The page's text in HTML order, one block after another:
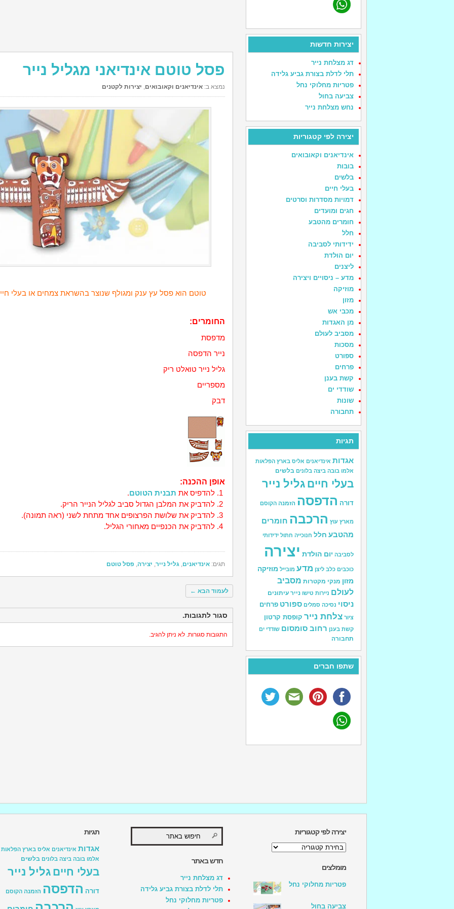
פסל טוטם אינדיאני מגליל נייר
נמצא ב:אינדיאנים וקאובואים, יצירות לקטנים
טוטם הוא פסל עץ ענק ומגולף שנוצר בהשראת צמחים או בעלי
החומרים:
מדפסת
נייר הדפסה
גליל נייר טואלט ריק
מספריים
דבק
אופן ההכנה:
להדפיס את תבנית הטוטם.
להדביק את המלבן הגדול סביב לגליל הנייר הריק.
להדביק את שלושת הפרצופים אחד מתחת לשני (ראה תמונה).
להדביק את הכנפיים מאחורי הגליל.
תגים: אינדיאנים,גליל נייר, יצירה,פסל טוטם
לעמוד הבא ←
סגור לתגובות.
התגובות סגורות. לא ניתן להגיב.
יצירות חדשות
דג מצלחת נייר
תלי לדלת בצורת גביע גלידה
פטריות מחלוקי נחל
צביעה בחול
נחש מצלחת נייר
יצירה לפי קטגוריות
אינדיאנים וקאובואים
בובות
בלשים
בעלי חיים
דמויות מסדרות וסרטים
חגים ומועדים
חומרים מהטבע
חלל
ידידותי לסביבה
יום הולדת
ליצנים
מדע – ניסויים ויצירה
מוזיקה
מזון
מכבי אש
מן האגדות
מסביב לעולם
מסכות
ספורט
פרחים
קשת בענן
שודדי ים
שונות
תחבורה
תגיות
אגדות אינדיאנים אליס בארץ הפלאות
אלמו בובה ביצה בלונים בלשים
בעלי חיים גליל נייר
דורה הדפסה הזמנה הקוסם
מארץ עוץ הרכבה חומרים
מהטבע חלל חנוכייה חתול ידידותי
לסביבה יום הולדת יצירה
כוכבים כלב ליצן מדע מובייל מוזיקה
מזון מנקי מקטרות מסביב
לעולם ניירות טישו נייר עיתונים
ניסוי נסיכה סמלים ספורט פרחים
ציור צלחת נייר קופסת קרטון
קשת בענן רחוב סומסום שודדי ים
תחבורה
שתפו חברים
תגיות
אגדות אינדיאנים אליס בארץ הפלאות
אלמו בובה ביצה בלונים בלשים
בעלי חיים גליל נייר
דורה הדפסה הזמנה הקוסם
חדש באתר
דג מצלחת נייר
תלי לדלת בצורת גביע גלידה
פטריות מחלוקי נחל
יצירה לפי קטגוריות
יצירה
קטגוריות
מומלצים
פטריות מחלוקי נחל
צביעה בחול